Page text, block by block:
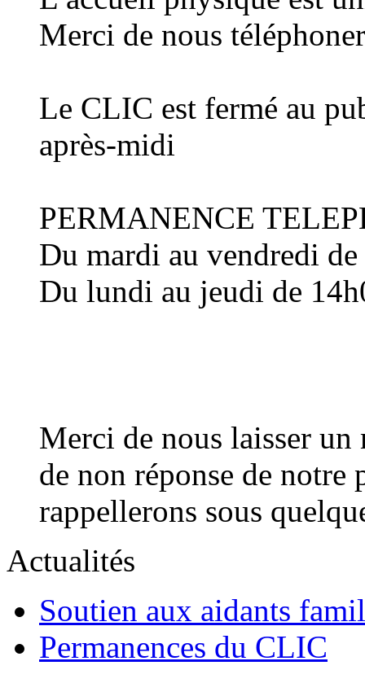
Merci de nous
Le CLIC est fermé au
après-midi
PERMANENCE
Du mardi au vendredi
Du lundi au jeudi de
Merci de nous laisser un
de non réponse de notre
rappellerons sous
Actualités
Soutien aux aidants
Permanences du CLIC